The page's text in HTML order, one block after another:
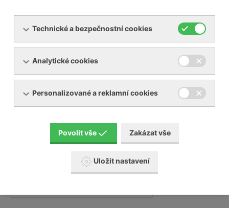
Kontaktujte nás
Informace o návštěvníkovi
Technické a bezpečnostní cookies
Analytické cookies
Personalizované a reklamní cookies
Povolit vše Zakázat vše
Uložit nastavení